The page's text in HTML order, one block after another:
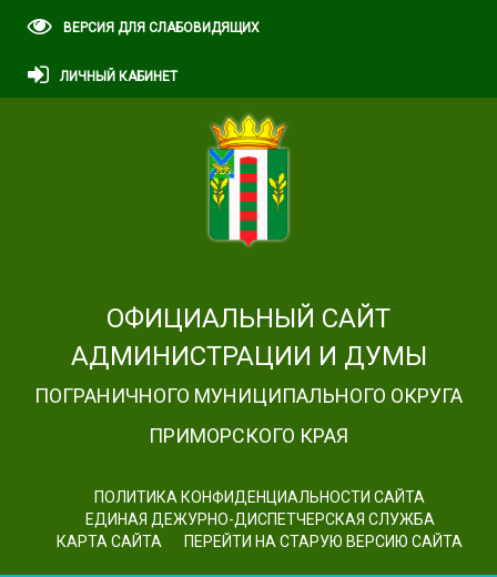
ВЕРСИЯ ДЛЯ СЛАБОВИДЯЩИХ
ЛИЧНЫЙ КАБИНЕТ
ОФИЦИАЛЬНЫЙ САЙТ
АДМИНИСТРАЦИИ И ДУМЫ
ПОГРАНИЧНОГО МУНИЦИПАЛЬНОГО ОКРУГА
ПРИМОРСКОГО КРАЯ
ПОЛИТИКА КОНФИДЕНЦИАЛЬНОСТИ САЙТА
ЕДИНАЯ ДЕЖУРНО-ДИСПЕТЧЕРСКАЯ СЛУЖБА
КАРТА САЙТА
ПЕРЕЙТИ НА СТАРУЮ ВЕРСИЮ САЙТА